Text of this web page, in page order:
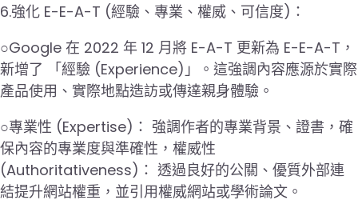
6.強化 E-E-A-T (經驗、專業、權威、可信度)：
○Google 在 2022 年 12 月將 E-A-T 更新為 E-E-A-T，
新增了 「經驗 (Experience)」。這強調內容應源於實際
產品使用、實際地點造訪或傳達親身體驗。
○專業性 (Expertise)： 強調作者的專業背景、證書，確
保內容的專業度與準確性，權威性
(Authoritativeness)： 透過良好的公關、優質外部連
結提升網站權重，並引用權威網站或學術論文。